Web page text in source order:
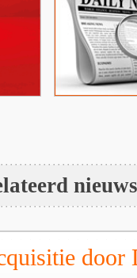
nieuws
door